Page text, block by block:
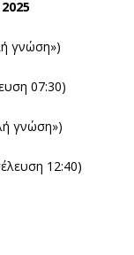
γνώση»)
07:30)
γνώση»)
12:40)